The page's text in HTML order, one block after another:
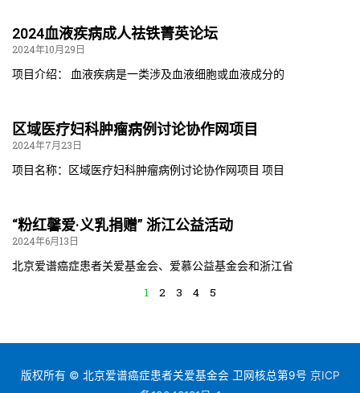
2024血液疾病成人祛铁菁英论坛
2024年10月29日
项目介绍： 血液疾病是一类涉及血液细胞或血液成分的
区域医疗妇科肿瘤病例讨论协作网项目
2024年7月23日
项目名称：区域医疗妇科肿瘤病例讨论协作网项目 项目
“粉红馨爱·义乳捐赠” 浙江公益活动
2024年6月13日
北京爱谱癌症患者关爱基金会、爱慕公益基金会和浙江省
1 2 3 4 5
版权所有 © 北京爱谱癌症患者关爱基金会 卫网核总第9号 京ICP